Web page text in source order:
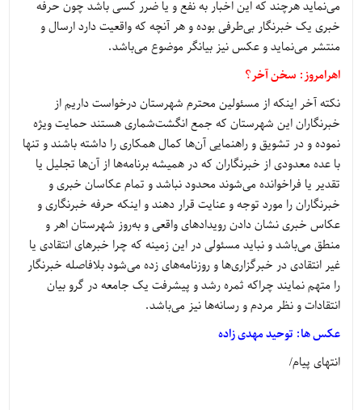
می‌نماید هرچند که این اخبار به نفع و یا ضرر کسی باشد چون حرفه
خبری یک خبرنگار بی‌طرفی بوده و هر آنچه که واقعیت دارد ارسال و
منتشر می‌نماید و عکس نیز بیانگر موضوع می‌باشد.
اهرامروز: سخن آخر؟
نکته آخر اینکه از مسئولین محترم شهرستان درخواست داریم از
خبرنگاران این شهرستان که جمع انگشت‌شماری هستند حمایت ویژه
نموده و در تشویق و راهنمایی آن‌ها کمال همکاری را داشته باشند و تنها
با عده معدودی از خبرنگاران که در همیشه برنامه‌ها از آن‌ها تجلیل یا
تقدیر یا فراخوانده می‌شوند محدود نباشد و تمام عکاسان خبری و
خبرنگاران را مورد توجه و عنایت قرار دهند و اینکه حرفه خبرنگاری و
عکاس خبری نشان دادن رویدادهای واقعی و به‌روز شهرستان اهر و
منطق می‌باشد و نباید مسئولی در این زمینه که چرا خبرهای انتقادی یا
غیر انتقادی در خبرگزاری‌ها و روزنامه‌های زده می‌شود بلافاصله خبرنگار
را متهم نمایند چراکه ثمره رشد و پیشرفت یک جامعه در گرو بیان
انتقادات و نظر مردم و رسانه‌ها نیز می‌باشد.
عکس ها: توحید مهدی زاده
انتهای پیام/